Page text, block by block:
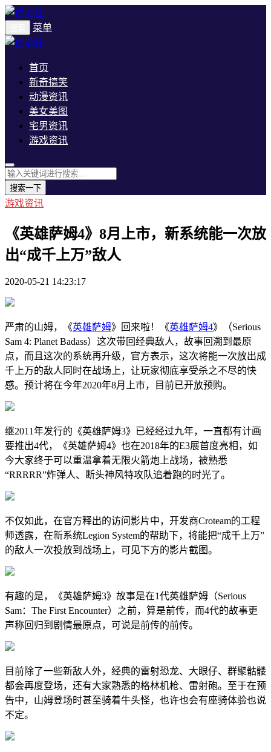
菜单
首页
新奇搞笑
动漫资讯
美女美图
宅男资讯
游戏资讯
搜索一下
游戏资讯
《英雄萨姆4》8月上市，新系统能一次放
出“成千上万”敌人
2020-05-21 14:23:17
严肃的山姆，《英雄萨姆》回来啦！《英雄萨姆4》（Serious
Sam 4: Planet Badass）这次带回经典敌人，故事回溯到最原
点，而且这次的系统再升级，官方表示，这次将能一次放出成
千上万的敌人同时在战场上，让玩家彻底享受杀之不尽的快
感。预计将在今年2020年8月上市，目前已开放预购。
继2011年发行的《英雄萨姆3》已经经过九年，一直都有计画
要推出4代，《英雄萨姆4》也在2018年的E3展首度亮相，如
今大家终于可以重温拿着无限火箭炮上战场，被熟悉
“RRRRR”炸弹人、断头神风特攻队追着跑的时光了。
不仅如此，在官方释出的访问影片中，开发商Croteam的工程
师透露，在新系统Legion System的帮助下，将能把“成千上万”
的敌人一次投放到战场上，可见下方的影片截图。
有趣的是，《英雄萨姆3》故事是在1代英雄萨姆（Serious
Sam：The First Encounter）之前，算是前传，而4代的故事更
声称回归到剧情最原点，可说是前传的前传。
目前除了一些新敌人外，经典的雷射恐龙、大眼仔、群聚骷髅
都会再度登场，还有大家熟悉的格林机枪、雷射砲。至于在预
告中，山姆登场时甚至骑着牛头怪，也许也会有座骑体验也说
不定。